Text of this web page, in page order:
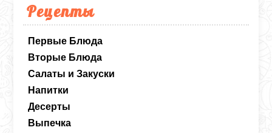
Рецепты
Первые Блюда
Вторые Блюда
Салаты и Закуски
Напитки
Десерты
Выпечка